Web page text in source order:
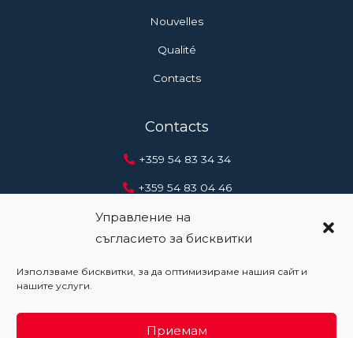
Управление на
съгласието за бисквитки
Използваме бисквитки, за да оптимизираме нашия сайт и
нашите услуги.
Приемам
Nouvelles
Qualité
Contacts
Contacts
+359 54 83 34 34
+359 54 83 04 46
+359 888 20 41 12
office@metal.bg
Copyright 2026 metal.bg